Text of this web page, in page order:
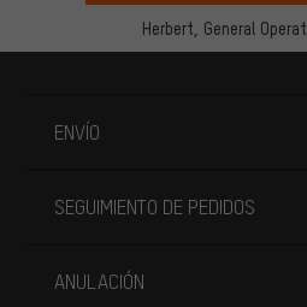
Herbert, General
ENVÍO
SEGUIMIENTO DE PEDIDOS
ANULACIÓN